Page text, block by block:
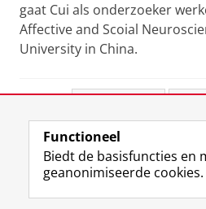
gaat Cui als onderzoeker
Affective and Scoial
University in China.
View this page in:English
Volg de RUG
F
Functioneel
Biedt de basisfuncties en
geanonimiseerde cookies.